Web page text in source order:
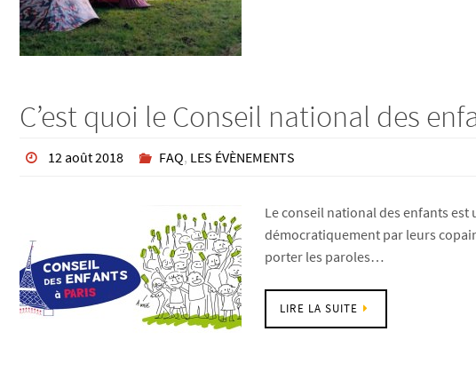
C’est quoi le Conseil national des
12 août 2018 FAQ, LES ÉVÈNEMENTS
Le conseil national des enfants est
démocratiquement par leurs
porter les paroles…
LIRE LA SUITE